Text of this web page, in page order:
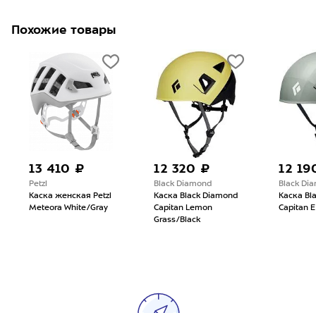
Похожие товары
13 410 ₽
Petzl
Каска женская Petzl
Meteora White/Gray
12 320 ₽
Black Diamond
Каска Black Diamond
Capitan Lemon
Grass/Black
12
Black
Каска
Capitan